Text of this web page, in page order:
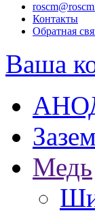
Контакты
Обратная
Ваша
Медь